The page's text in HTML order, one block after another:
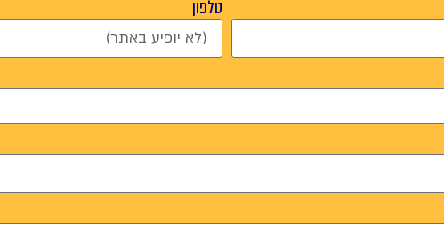
טלפון